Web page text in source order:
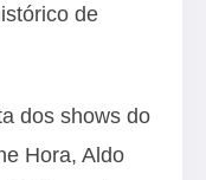
de
dos shows do
Hora, Aldo